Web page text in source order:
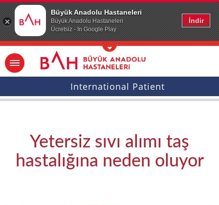
Büyük Anadolu Hastaneleri
Büyük Anadolu Hastaneleri
Ücretsiz - In Google Play
İndir
Ana icerige atla
International Patient
Yetersiz sıvı alımı taş
hastalığına neden oluyor